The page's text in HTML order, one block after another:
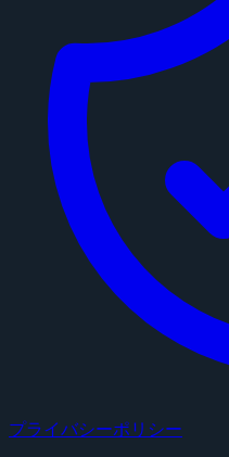
プライバシーポリシー